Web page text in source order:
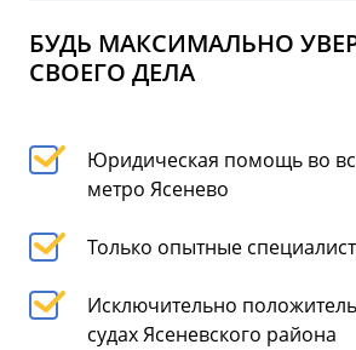
БУДЬ МАКСИМАЛЬНО
СВОЕГО ДЕЛА
Юридическая помощь во
метро Ясенево
Только опытные
Исключительно
судах Ясеневского района